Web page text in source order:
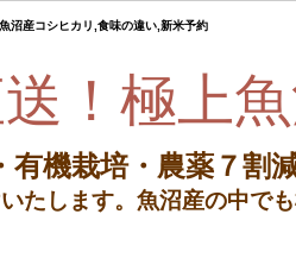
沼産コシヒカリ,食味の違い,新米予約
！極上
有機栽培・農薬７割
たします。 魚沼産の中で